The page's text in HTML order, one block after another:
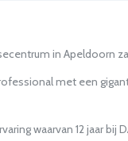
in Apeldoorn
met een
waarvan 12 jaar bij